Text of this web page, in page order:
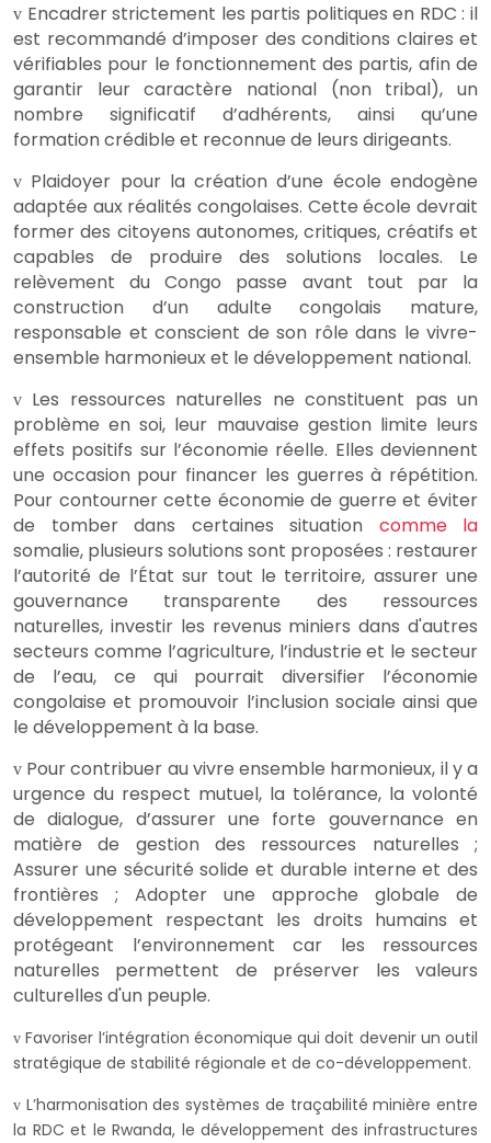
v Encadrer strictement les partis politiques en RDC : il
est recommandé d’imposer des conditions claires et
vérifiables pour le fonctionnement des partis, afin de
garantir leur caractère national (non tribal), un
nombre significatif d’adhérents, ainsi qu’une
formation crédible et reconnue de leurs dirigeants.
v Plaidoyer pour la création d’une école endogène
adaptée aux réalités congolaises. Cette école devrait
former des citoyens autonomes, critiques, créatifs et
capables de produire des solutions locales. Le
relèvement du Congo passe avant tout par la
construction d’un adulte congolais mature,
responsable et conscient de son rôle dans le vivre-
ensemble harmonieux et le développement national.
v Les ressources naturelles ne constituent pas un
problème en soi, leur mauvaise gestion limite leurs
effets positifs sur l’économie réelle. Elles deviennent
une occasion pour financer les guerres à répétition.
Pour contourner cette économie de guerre et éviter
de tomber dans certaines situation comme la
somalie, plusieurs solutions sont proposées : restaurer
l’autorité de l’État sur tout le territoire, assurer une
gouvernance transparente des ressources
naturelles, investir les revenus miniers dans d'autres
secteurs comme l’agriculture, l’industrie et le secteur
de l’eau, ce qui pourrait diversifier l’économie
congolaise et promouvoir l’inclusion sociale ainsi que
le développement à la base.
v Pour contribuer au vivre ensemble harmonieux, il y a
urgence du respect mutuel, la tolérance, la volonté
de dialogue, d’assurer une forte gouvernance en
matière de gestion des ressources naturelles ;
Assurer une sécurité solide et durable interne et des
frontières ; Adopter une approche globale de
développement respectant les droits humains et
protégeant l’environnement car les ressources
naturelles permettent de préserver les valeurs
culturelles d'un peuple.
v Favoriser l’intégration économique qui doit devenir un outil
stratégique de stabilité régionale et de co-développement.
v L’harmonisation des systèmes de traçabilité minière entre
la RDC et le Rwanda, le développement des infrastructures